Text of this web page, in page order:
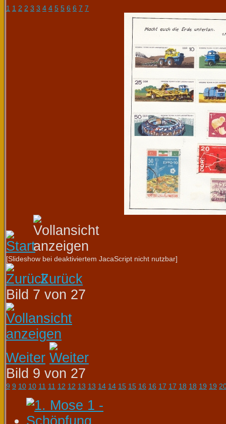
1 1 2 2 3 3 4 4 5 5 6 6 7 7
[Slideshow bei deaktiviertem JacaScript nicht nutzbar]
Zurück
Bild 7 von 27
Weiter
Bild 9 von 27
9 9 10 10 11 11 12 12 13 13 14 14 15 15 16 16 17 17 18 18 19 19